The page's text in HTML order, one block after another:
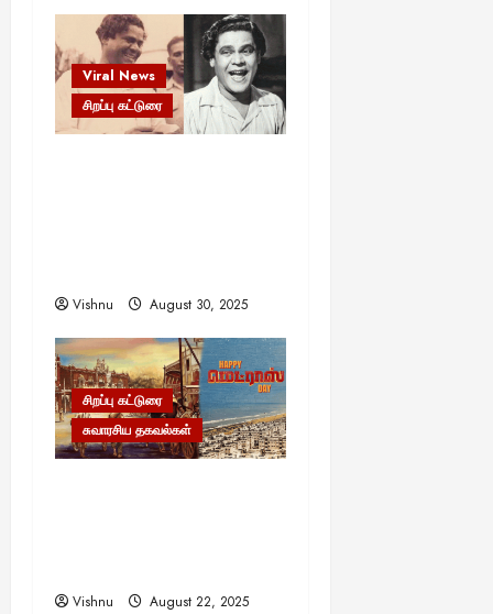
Viral News
சிறப்பு கட்டுரை
Vishnu August 30, 2025
சிறப்பு கட்டுரை
சுவாரசிய தகவல்கள்
Vishnu August 22, 2025